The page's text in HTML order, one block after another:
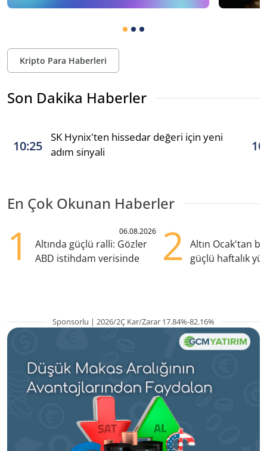
Kripto Para Haberleri
Son Dakika Haberler
10:25
SK Hynix'ten hissedar değeri için yeni
adım sinyali
En Çok Okunan Haberler
1 06.08.2026
Altında güçlü ralli: Gözler
ABD istihdam verisinde
2
Altın Ocak'tan
güçlü haftalık
Sponsorlu | 2026/2Ç Kar/Zarar 17.84%-82.16%